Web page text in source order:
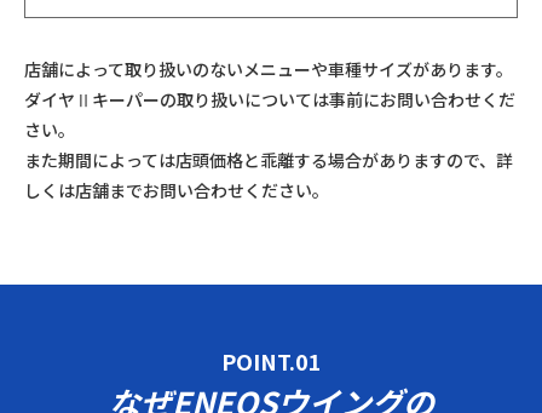
店舗によって取り扱いのないメニューや車種サイズがあります。
ダイヤⅡキーパーの取り扱いについては事前にお問い合わせくだ
さい。
また期間によっては店頭価格と乖離する場合がありますので、詳
しくは店舗までお問い合わせください。
POINT.01
なぜENEOSウイングの